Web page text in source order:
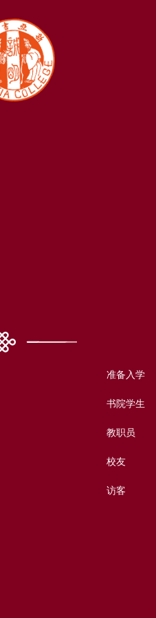
准备入学
书院学生
教职员
校友
访客